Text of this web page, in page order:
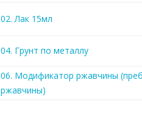
02. Лак 15мл
04. Грунт по металлу
06. Модификатор ржавчины
ржавчины)